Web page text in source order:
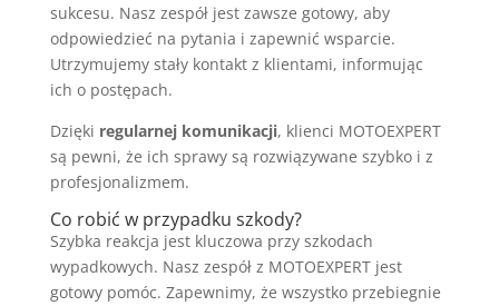
sukcesu. Nasz zespół jest zawsze gotowy, aby
odpowiedzieć na pytania i zapewnić wsparcie.
Utrzymujemy stały kontakt z klientami, informując
ich o postępach.
Dzięki regularnej komunikacji, klienci MOTOEXPERT
są pewni, że ich sprawy są rozwiązywane szybko i z
profesjonalizmem.
Co robić w przypadku szkody?
Szybka reakcja jest kluczowa przy szkodach
wypadkowych. Nasz zespół z MOTOEXPERT jest
gotowy pomóc. Zapewnimy, że wszystko przebiegnie